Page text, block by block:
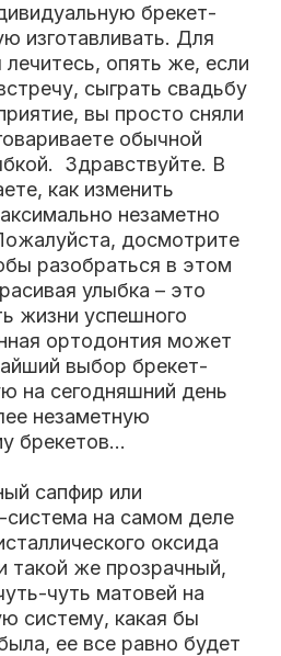
Виниры
зубов Удаление
Детская
стоматология
(16 категорий)
доктора
Богатова
Красногорск
Рыжова
и франшизы (10)
брекет-
изготавливать. Для
лечитесь, опять же, если
сыграть свадьбу
вы просто сняли
обычной
Здравствуйте. В
как изменить
незаметно
досмотрите
разобраться в этом
улыбка – это
жизни успешного
ортодонтия может
выбор брекет-
на сегодняшний день
незаметную
брекетов...
сапфир или
система на самом деле
оксида
такой же прозрачный,
чуть матовей на
систему, какая бы
ее все равно будет